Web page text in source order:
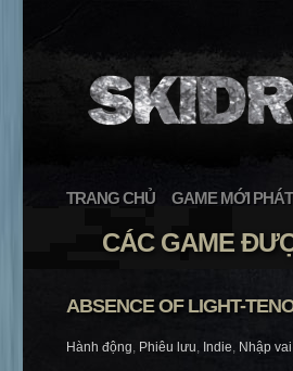
TRANG CHỦ GAME MỚI
CÁC GAME
ABSENCE OF LIGHT-
Hành động, Phiêu lưu, Indie, Nhập vai